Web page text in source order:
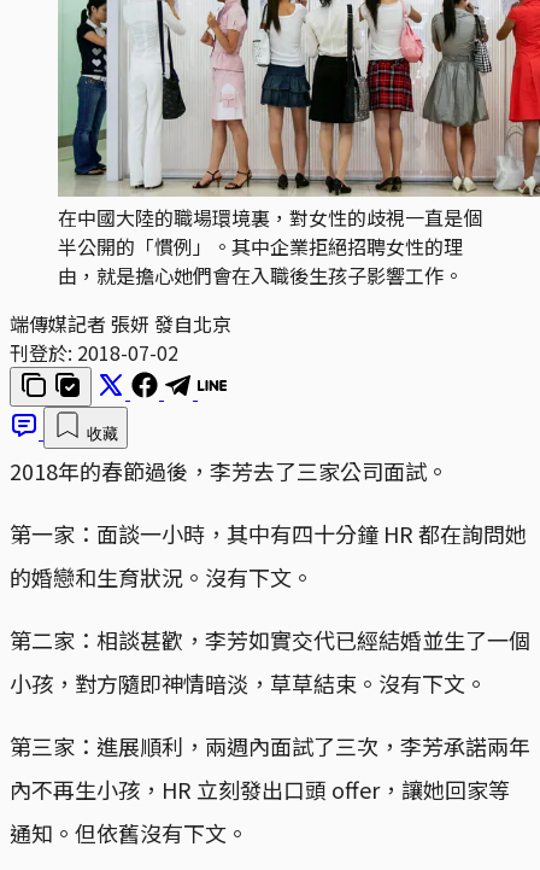
在中國大陸的職場環境裏，對女性的歧視一直是個
半公開的「慣例」。其中企業拒絕招聘女性的理
由，就是擔心她們會在入職後生孩子影響工作。
端傳媒記者 張妍 發自北京
刊登於: 2018-07-02
收藏
2018年的春節過後，李芳去了三家公司面試。
第一家：面談一小時，其中有四十分鐘 HR 都在詢問她
的婚戀和生育狀況。沒有下文。
第二家：相談甚歡，李芳如實交代已經結婚並生了一個
小孩，對方隨即神情暗淡，草草結束。沒有下文。
第三家：進展順利，兩週內面試了三次，李芳承諾兩年
內不再生小孩，HR 立刻發出口頭 offer，讓她回家等
通知。但依舊沒有下文。